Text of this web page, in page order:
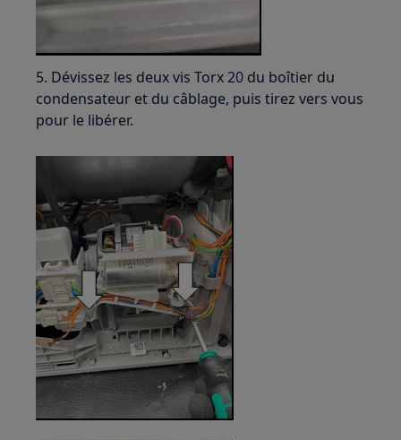
5. Dévissez les deux vis Torx 20 du boîtier du
condensateur et du câblage, puis tirez vers vous
pour le libérer.